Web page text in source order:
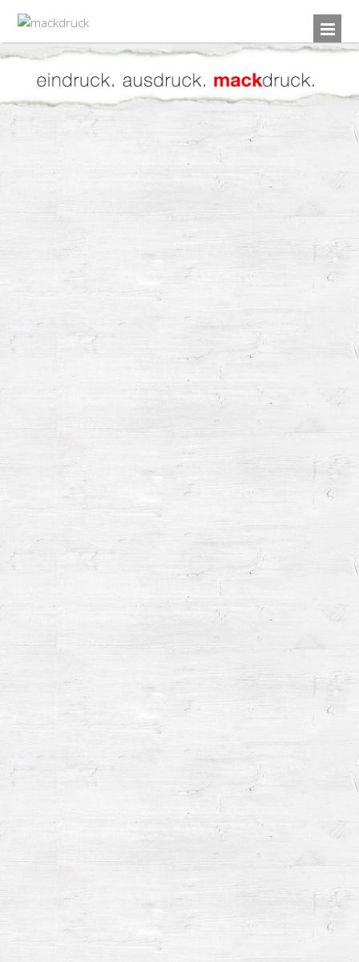
QUALITÄT
Drucksachen durch hochwertige
ERFAHRUNG
zur integrierten Logistik - Know-
PÜNKTLICHKEIT
Drucksachen aller Art, in jeder
Auflage, zu jeder Zeit an jedem
Ort in Deutschland im Notfall